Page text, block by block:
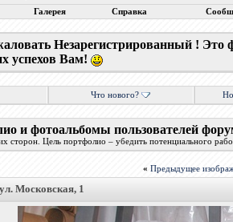
Галерея Справка
Незарегистрированный !
успехов Вам!
Что нового?
и фотоальбомы пользователей
сторон. Цель портфолио – убедить потенциального
« Предыдущее
Московская, 1